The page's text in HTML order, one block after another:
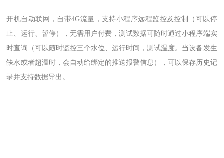
开机自动联网，自带4G流量，支持小程序远程监控及控制（可以停
止、运行、暂停），无需用户付费，测试数据可随时通过小程序端实
时查询（可以随时监控三个水位、运行时间，测试温度。当设备发生
缺水或者超温时，会自动给绑定的推送报警信息），可以保存历史记
录并支持数据导出。